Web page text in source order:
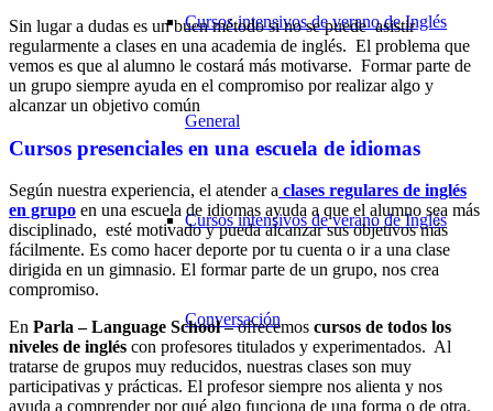
Cursos intensivos de verano de Inglés
General
Cursos intensivos de verano de Inglés
Conversación
Sin lugar a dudas es un buen método si no se puede asistir
regularmente a clases en una academia de inglés. El problema que
vemos es que al alumno le costará más motivarse. Formar parte de
un grupo siempre ayuda en el compromiso por realizar algo y
alcanzar un objetivo común
Cursos presenciales en una escuela de idiomas
Según nuestra experiencia, el atender a clases regulares de inglés
en grupo en una escuela de idiomas ayuda a que el alumno sea más
disciplinado, esté motivado y pueda alcanzar sus objetivos más
fácilmente. Es como hacer deporte por tu cuenta o ir a una clase
dirigida en un gimnasio. El formar parte de un grupo, nos crea
compromiso.
En Parla – Language School –ofrecemos cursos de todos los
niveles de inglés con profesores titulados y experimentados. Al
tratarse de grupos muy reducidos, nuestras clases son muy
participativas y prácticas. El profesor siempre nos alienta y nos
ayuda a comprender por qué algo funciona de una forma o de otra.